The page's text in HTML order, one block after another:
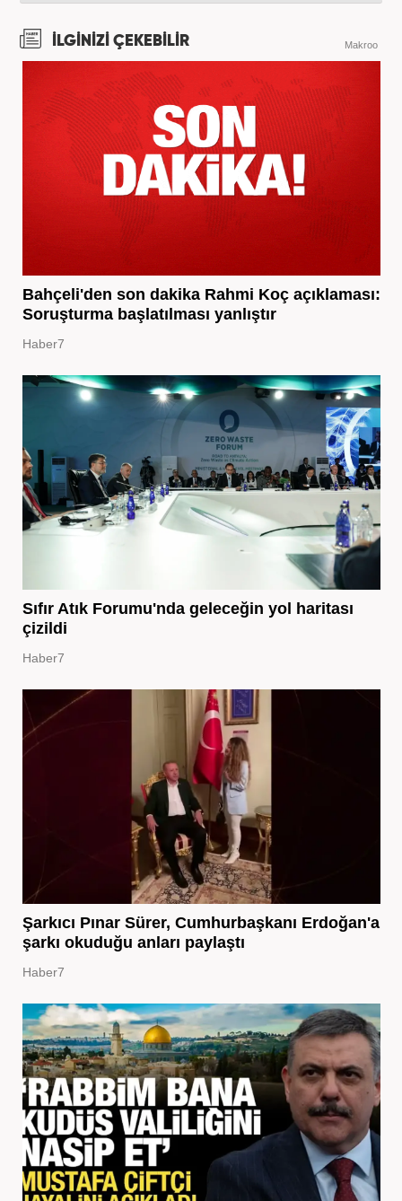
İLGİNİZİ ÇEKEBİLİR Makroo
Bahçeli'den son dakika Rahmi Koç açıklaması:
Soruşturma başlatılması yanlıştır
Haber7
Sıfır Atık Forumu'nda geleceğin yol haritası
çizildi
Haber7
Şarkıcı Pınar Sürer, Cumhurbaşkanı Erdoğan'a
şarkı okuduğu anları paylaştı
Haber7